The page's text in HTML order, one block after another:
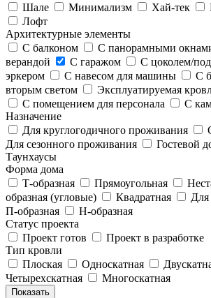
Шале
Минимализм Хай-тек
Лофт
Архитектурные элементы
С балконом
С панорамными
верандой
С гаражом С цоколем/
эркером
С навесом для машины С
вторым светом
Эксплуатируемая
С помещением для персонала
С
Назначение
Для круглогодичного проживания
Для сезонного проживания
Гостевой
Таунхаусы
Форма дома
Т-образная
Прямоугольная
образная (угловые)
Квадратная
Для
П-образная
Н-образная
Статус проекта
Проект готов
Проект в разработке
Тип кровли
Плоская
Односкатная
Четырехскатная
Многоскатная
Показать